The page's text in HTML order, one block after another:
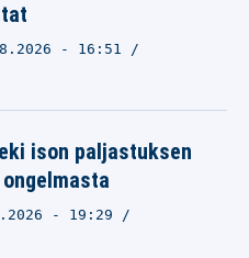
- 16:51
ison paljastuksen
- 19:29